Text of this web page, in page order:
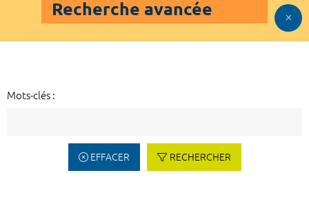
Recherche avancée
Mots-clés :
EFFACER RECHERCHER